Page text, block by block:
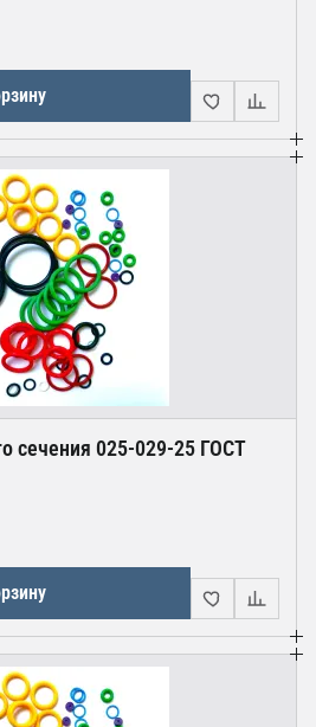
сечения 025-029-25 ГОСТ